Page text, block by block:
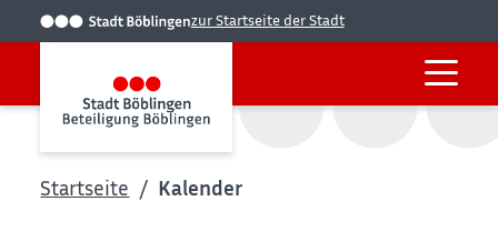
zur Startseite der Stadt
Startseite Kalender